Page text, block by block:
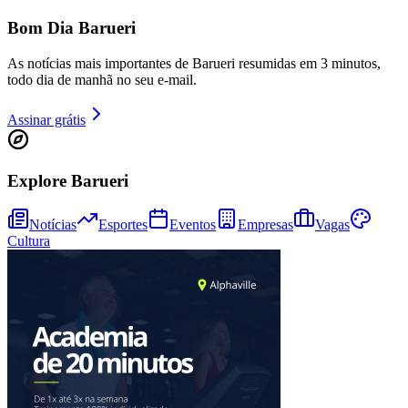
Fortaleza
Bom Dia Barueri
As notícias mais importantes de Barueri resumidas em 3 minutos,
todo dia de manhã no seu e-mail.
Assinar grátis
Explore Barueri
Notícias Esportes Eventos Empresas
Vagas
Cultura